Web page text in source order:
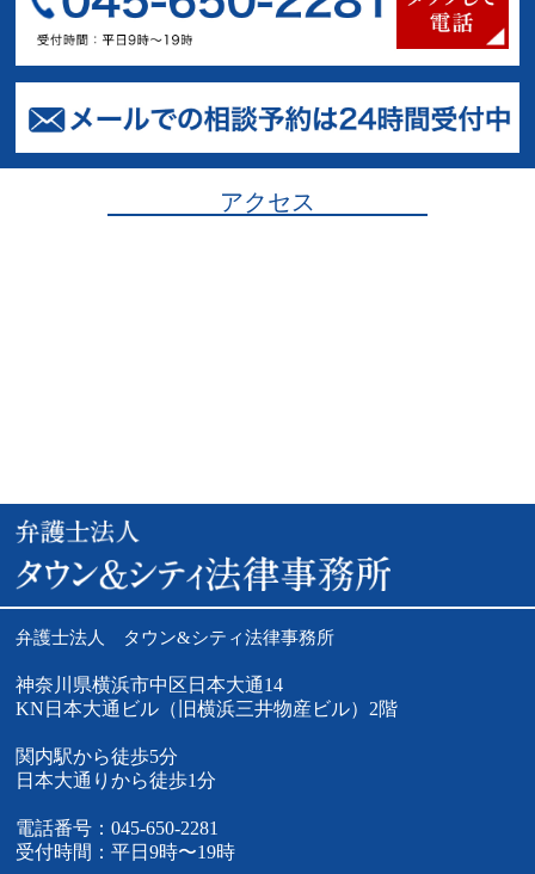
アクセス
弁護士法人 タウン&シティ法律事務所
神奈川県横浜市中区日本大通14
KN日本大通ビル（旧横浜三井物産ビル）2階
関内駅から徒歩5分
日本大通りから徒歩1分
電話番号：045-650-2281
受付時間：平日9時〜19時